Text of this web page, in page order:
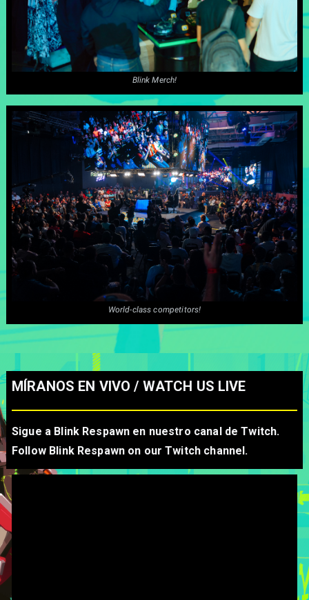
Blink Merch!
World-class competitors!
MÍRANOS EN VIVO / WATCH US LIVE
Sigue a Blink Respawn en nuestro canal de Twitch.
Follow Blink Respawn on our Twitch channel.